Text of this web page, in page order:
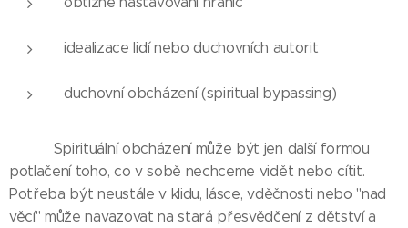
idealizace lidí nebo duchovních autorit
duchovní obcházení (spiritual bypassing)
👉 👉 Spirituální obcházení může být jen další formou
potlačení toho, co v sobě nechceme vidět nebo cítit.
Potřeba být neustále v klidu, lásce, vděčnosti nebo "nad
věcí" může navazovat na stará přesvědčení z dětství a